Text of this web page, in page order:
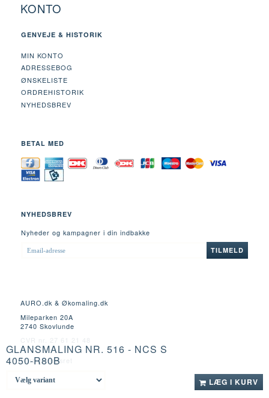
KONTO
GENVEJE & HISTORIK
MIN KONTO
ADRESSEBOG
ØNSKELISTE
ORDREHISTORIK
NYHEDSBREV
BETAL MED
NYHEDSBREV
Nyheder og kampagner i din indbakke
ADRESSE
TILMELD
AURO.dk & Økomaling.dk
Mileparken 20A
2740 Skovlunde
Fortrydelsesret
GLANSMALING NR. 516 - NCS S
4050-R80B
LÆG I KURV